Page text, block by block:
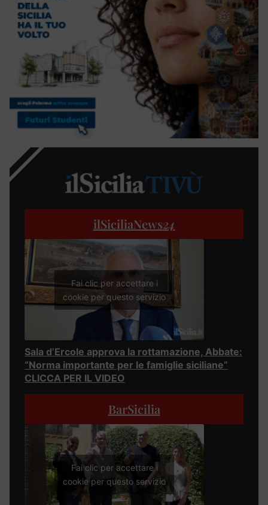
ilSiciliaNews24
Fai clic per accettare i
cookie per questo servizio
Sala d’Ercole approva la rottamazione, Abbate:
“Norma importante per le famiglie siciliane”
CLICCA PER IL VIDEO
BarSicilia
Fai clic per accettare i
cookie per questo servizio